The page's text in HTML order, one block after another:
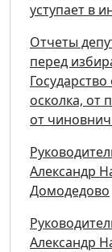
уступает в
Отчеты
перед
осколка, от
от
Александр
Домодедово
Александр